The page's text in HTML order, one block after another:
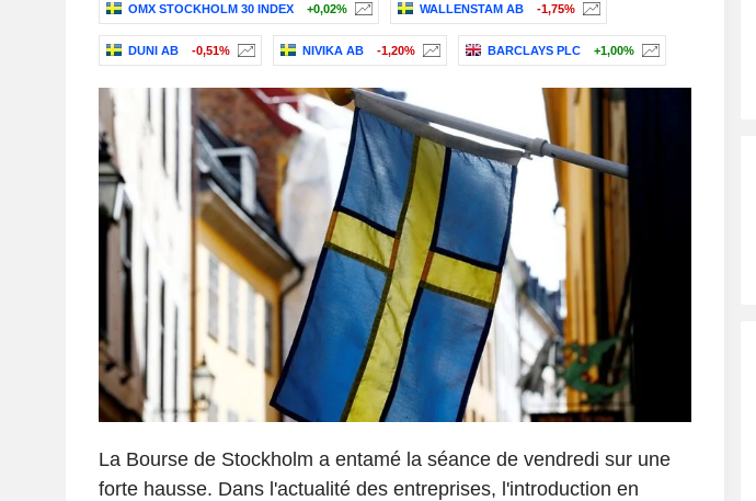
OMX STOCKHOLM 30 INDEX +0,02% WALLENSTAM AB -1,75%
DUNI AB -0,51% NIVIKA AB -1,20% BARCLAYS PLC +1,00%
La Bourse de Stockholm a entamé la séance de vendredi sur une
forte hausse. Dans l'actualité des entreprises, l'introduction en